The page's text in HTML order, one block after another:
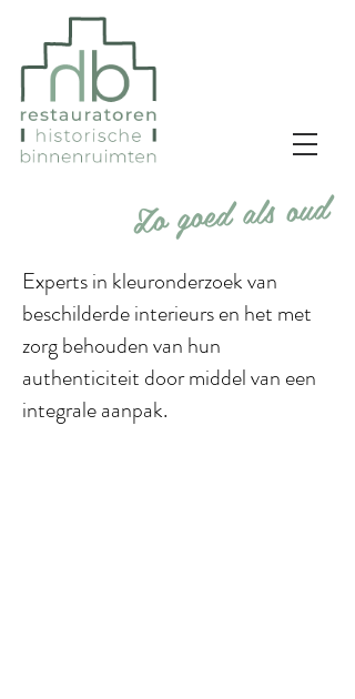
Experts in kleuronderzoek van
beschilderde interieurs en het met
zorg behouden van hun
authenticiteit door middel van een
integrale aanpak.
​Zo goed als oud